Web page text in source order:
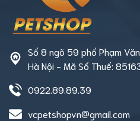
Số 8 ngõ 59 phố Phạm
Hà Nội - Mã Số Thuế:
0922.89.89.39
vcpetshopvn@gmail.com